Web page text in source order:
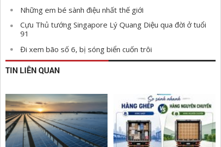
Những em bé sành điệu nhất thế giới
Cựu Thủ tướng Singapore Lý Quang Diệu qua đời ở tuổi
91
Đi xem bão số 6, bị sóng biển cuốn trôi
TIN LIÊN QUAN